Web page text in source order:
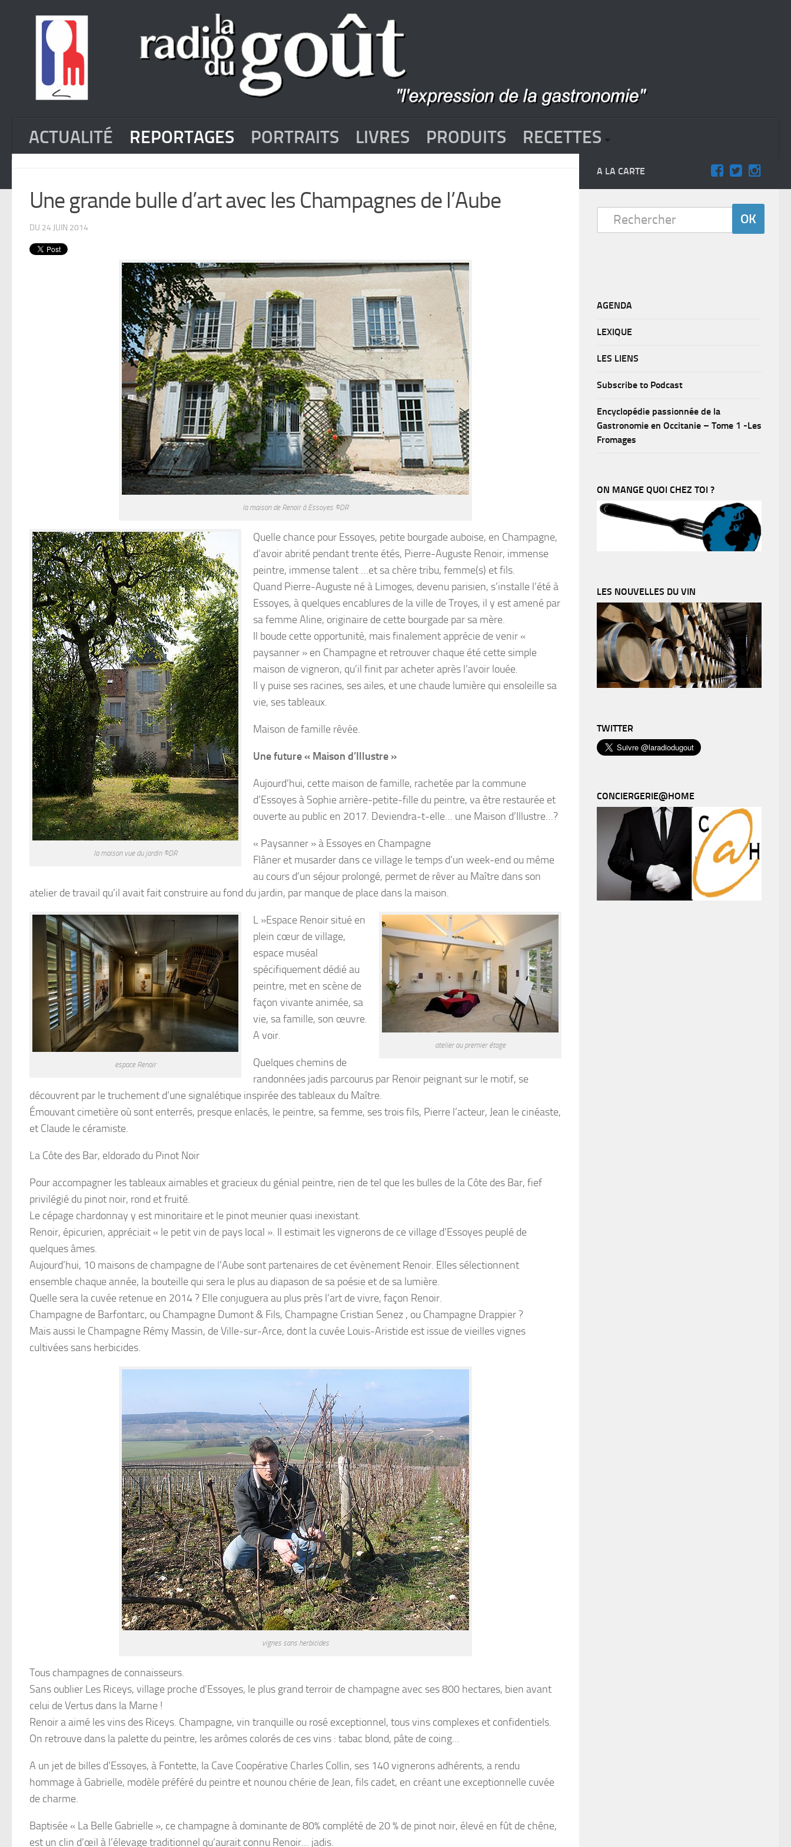
ACTUALITÉ REPORTAGES PORTRAITS LIVRES PRODUITS RECETTES
Une grande bulle d’art avec les Champagnes de l’Aube
DU 24 JUIN 2014
la maison de Renoir à Essoyes ©DR
la maison vue du jardin ©DR
Quelle chance pour Essoyes, petite bourgade auboise, en Champagne,
d’avoir abrité pendant trente étés, Pierre-Auguste Renoir, immense
peintre, immense talent …et sa chère tribu, femme(s) et fils.
Quand Pierre-Auguste né à Limoges, devenu parisien, s’installe l’été à
Essoyes, à quelques encablures de la ville de Troyes, il y est amené par
sa femme Aline, originaire de cette bourgade par sa mère.
Il boude cette opportunité, mais finalement apprécie de venir «
paysanner » en Champagne et retrouver chaque été cette simple
maison de vigneron, qu’il finit par acheter après l’avoir louée.
Il y puise ses racines, ses ailes, et une chaude lumière qui ensoleille sa
vie, ses tableaux.
Maison de famille rêvée.
Une future « Maison d’Illustre »
Aujourd’hui, cette maison de famille, rachetée par la commune
d’Essoyes à Sophie arrière-petite-fille du peintre, va être restaurée et
ouverte au public en 2017. Deviendra-t-elle… une Maison d’Illustre…?
« Paysanner » à Essoyes en Champagne
Flâner et musarder dans ce village le temps d’un week-end ou même
au cours d’un séjour prolongé, permet de rêver au Maître dans son
atelier de travail qu’il avait fait construire au fond du jardin, par manque de place dans la maison.
espace Renoir
atelier au premier étage
L »Espace Renoir situé en
plein cœur de village,
espace muséal
spécifiquement dédié au
peintre, met en scène de
façon vivante animée, sa
vie, sa famille, son œuvre.
A voir.
Quelques chemins de
randonnées jadis parcourus par Renoir peignant sur le motif, se
découvrent par le truchement d’une signalétique inspirée des tableaux du Maître.
Émouvant cimetière où sont enterrés, presque enlacés, le peintre, sa femme, ses trois fils, Pierre l’acteur, Jean le cinéaste,
et Claude le céramiste.
La Côte des Bar, eldorado du Pinot Noir
Pour accompagner les tableaux aimables et gracieux du génial peintre, rien de tel que les bulles de la Côte des Bar, fief
privilégié du pinot noir, rond et fruité.
Le cépage chardonnay y est minoritaire et le pinot meunier quasi inexistant.
Renoir, épicurien, appréciait « le petit vin de pays local ». Il estimait les vignerons de ce village d’Essoyes peuplé de
quelques âmes.
Aujourd’hui, 10 maisons de champagne de l’Aube sont partenaires de cet évènement Renoir. Elles sélectionnent
ensemble chaque année, la bouteille qui sera le plus au diapason de sa poésie et de sa lumière.
Quelle sera la cuvée retenue en 2014 ? Elle conjuguera au plus près l’art de vivre, façon Renoir.
Champagne de Barfontarc, ou Champagne Dumont & Fils, Champagne Cristian Senez , ou Champagne Drappier ?
Mais aussi le Champagne Rémy Massin, de Ville-sur-Arce, dont la cuvée Louis-Aristide est issue de vieilles vignes
cultivées sans herbicides.
vignes sans herbicides
Tous champagnes de connaisseurs.
Sans oublier Les Riceys, village proche d’Essoyes, le plus grand terroir de champagne avec ses 800 hectares, bien avant
celui de Vertus dans la Marne !
Renoir a aimé les vins des Riceys. Champagne, vin tranquille ou rosé exceptionnel, tous vins complexes et confidentiels.
On retrouve dans la palette du peintre, les arômes colorés de ces vins : tabac blond, pâte de coing…
A un jet de billes d’Essoyes, à Fontette, la Cave Coopérative Charles Collin, ses 140 vignerons adhérents, a rendu
hommage à Gabrielle, modèle préféré du peintre et nounou chérie de Jean, fils cadet, en créant une exceptionnelle cuvée
de charme.
Baptisée « La Belle Gabrielle », ce champagne à dominante de 80% complété de 20 % de pinot noir, élevé en fût de chêne,
est un clin d’œil à l’élevage traditionnel qu’aurait connu Renoir… jadis.
A LA CARTE
AGENDA
LEXIQUE
LES LIENS
Subscribe to Podcast
Encyclopédie passionnée de la
Gastronomie en Occitanie – Tome 1 -Les
Fromages
ON MANGE QUOI CHEZ TOI ?
LES NOUVELLES DU VIN
TWITTER
CONCIERGERIE@HOME